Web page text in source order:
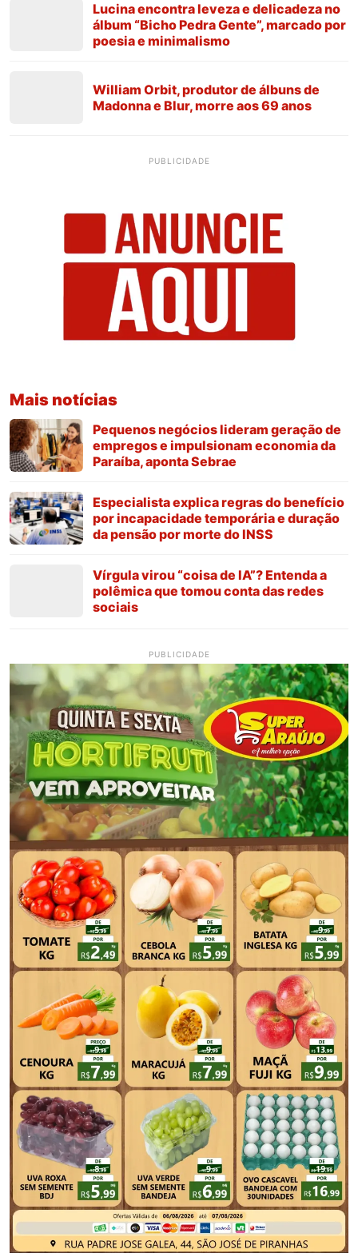
Lucina encontra leveza e delicadeza no
álbum “Bicho Pedra Gente”, marcado por
poesia e minimalismo
William Orbit, produtor de álbuns de
Madonna e Blur, morre aos 69 anos
PUBLICIDADE
Mais notícias
Pequenos negócios lideram geração de
empregos e impulsionam economia da
Paraíba, aponta Sebrae
Especialista explica regras do benefício
por incapacidade temporária e duração
da pensão por morte do INSS
Vírgula virou “coisa de IA”? Entenda a
polêmica que tomou conta das redes
sociais
PUBLICIDADE